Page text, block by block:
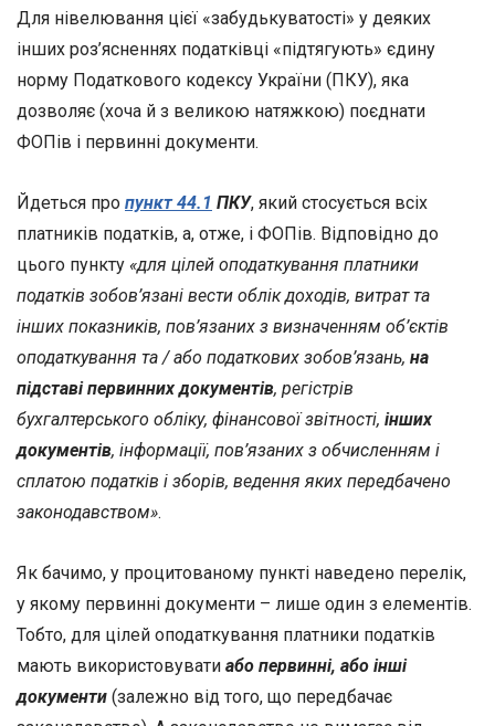
Для нівелювання цієї «забудькуватості» у деяких
інших роз’ясненнях податківці «підтягують» єдину
норму Податкового кодексу України (ПКУ), яка
дозволяє (хоча й з великою натяжкою) поєднати
ФОПів і первинні документи.
Йдеться про пункт 44.1 ПКУ, який стосується всіх
платників податків, а, отже, і ФОПів. Відповідно до
цього пункту «для цілей оподаткування платники
податків зобов’язані вести облік доходів, витрат та
інших показників, пов’язаних з визначенням об’єктів
оподаткування та / або податкових зобов’язань, на
підставі первинних документів, регістрів
бухгалтерського обліку, фінансової звітності, інших
документів, інформації, пов’язаних з обчисленням і
сплатою податків і зборів, ведення яких передбачено
законодавством».
Як бачимо, у процитованому пункті наведено перелік,
у якому первинні документи – лише один з елементів.
Тобто, для цілей оподаткування платники податків
мають використовувати або первинні, або інші
документи (залежно від того, що передбачає